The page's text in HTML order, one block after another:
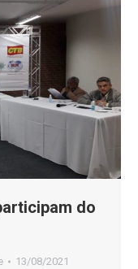
do
13/08/2021